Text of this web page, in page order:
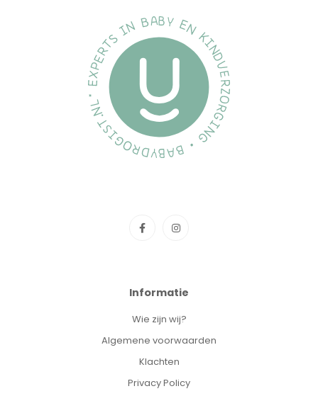
Informatie
Wie zijn wij?
Algemene voorwaarden
Klachten
Privacy Policy